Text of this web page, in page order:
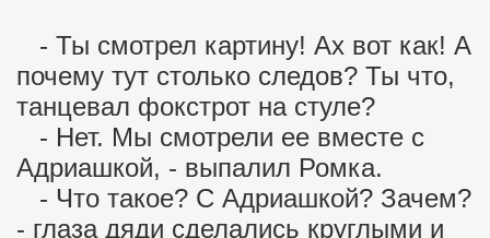
- Ты смотрел картину! Ах вот как! А
почему тут столько следов? Ты что,
танцевал фокстрот на стуле?
- Нет. Мы смотрели ее вместе с
Адриашкой, - выпалил Ромка.
- Что такое? С Адриашкой? Зачем?
- глаза дяди сделались круглыми и